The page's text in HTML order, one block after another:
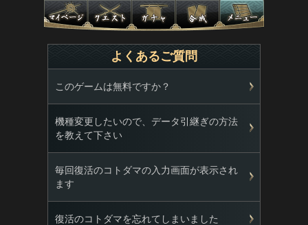
よくあるご質問
このゲームは無料ですか？
機種変更したいので、データ引継ぎの方法
を教えて下さい
毎回復活のコトダマの入力画面が表示され
ます
復活のコトダマを忘れてしまいました